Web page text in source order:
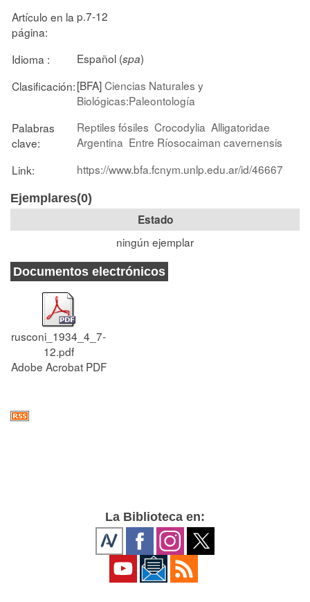
Artículo en la
página:
p.7-12
Idioma : Español (spa)
Clasificación:[BFA]Ciencias Naturales y
Biológicas:Paleontología
Palabras
clave:
Reptiles fósiles Crocodylia Alligatoridae
Argentina Entre Ríosocaiman cavernensis
Link:
https://www.bfa.fcnym.unlp.edu.ar/id/46667
Ejemplares(0)
Estado
ningún ejemplar
Documentos electrónicos
rusconi_1934_4_7-
12.pdf
Adobe Acrobat PDF
La Biblioteca en: